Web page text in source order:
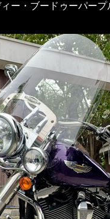
ー・ブードゥーパープ